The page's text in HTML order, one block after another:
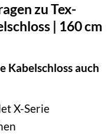
zu Tex-
| 160 cm
Kabelschloss auch
X-Serie